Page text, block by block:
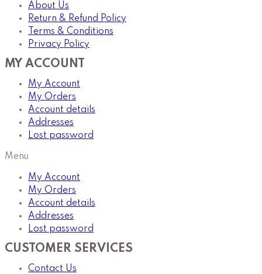
About Us
Return & Refund Policy
Terms & Conditions
Privacy Policy
MY ACCOUNT
My Account
My Orders
Account details
Addresses
Lost password
Menu
My Account
My Orders
Account details
Addresses
Lost password
CUSTOMER SERVICES
Contact Us